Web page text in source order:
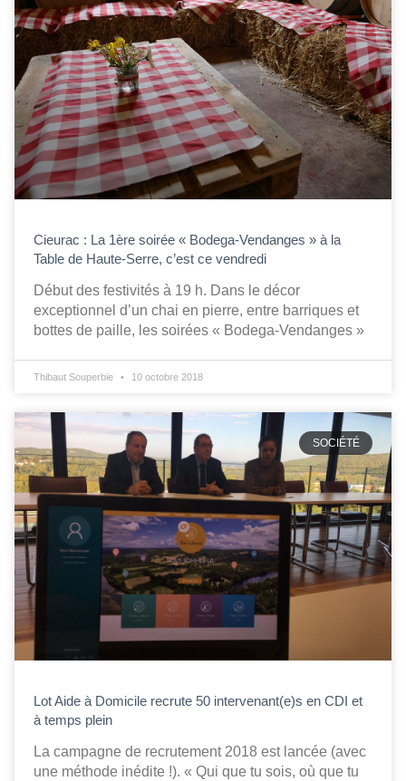
Cieurac : La 1ère soirée « Bodega-Vendanges » à la
Table de Haute-Serre, c’est ce vendredi
Début des festivités à 19 h. Dans le décor
exceptionnel d’un chai en pierre, entre barriques et
bottes de paille, les soirées « Bodega-Vendanges »
Thibaut Souperbie 10 octobre 2018
SOCIÉTÉ
Lot Aide à Domicile recrute 50 intervenant(e)s en CDI et
à temps plein
La campagne de recrutement 2018 est lancée (avec
une méthode inédite !). « Qui que tu sois, où que tu